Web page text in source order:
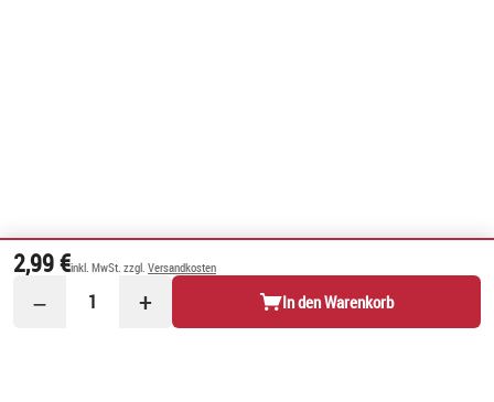
2,99 €inkl. MwSt. zzgl. Versandkosten
− 1 + In den Warenkorb